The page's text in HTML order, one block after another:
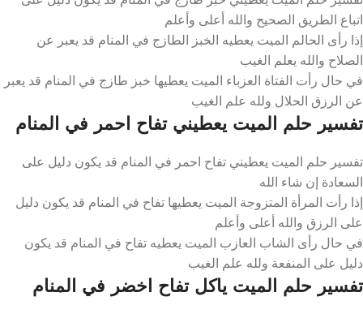
اتباع الطريق الصحيح والله أعلى وأعلم
إذا رأى الحالم الميت يعطيه الخبز الطازج في المنام قد يعبر عن
الصلاح والله يعلم الغيب
في حال رأت الفتاة العزباء الميت يعطيها خبز طازج في المنام قد يعبر
عن الرزق الحلال ولله علم الغيب
تفسير حلم الميت يعطيني تفاح احمر في المنام
تفسير حلم الميت يعطيني تفاح احمر في المنام قد يكون دليل على
السعادة إن شاء الله
إذا رأت المرأة المتزوجة الميت يعطيها تفاح في المنام قد يكون دليل
على الرزق والله أعلى وأعلم
في حال رأى الشاب العازب الميت يعطيه تفاح في المنام قد يكون
دليل على المنفعة ولله علم الغيب
تفسير حلم الميت ياكل تفاح اخضر في المنام